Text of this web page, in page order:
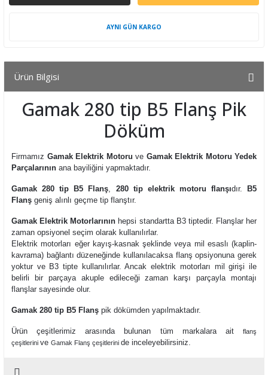
AYNI GÜN KARGO
Ürün Bilgisi
Gamak 280 tip B5 Flanş Pik
Döküm
Firmamız Gamak Elektrik Motoru ve Gamak Elektrik Motoru Yedek
Parçalarının ana bayiliğini yapmaktadır.
Gamak 280 tip B5 Flanş, 280 tip elektrik motoru flanşıdır.
B5
Flanş geniş alınlı geçme tip flanştır.
Gamak Elektrik Motorlarının hepsi standartta B3 tiptedir. Flanşlar her
zaman opsiyonel seçim olarak kullanılırlar.
Elektrik motorları eğer kayış-kasnak şeklinde veya mil esaslı (kaplin-
kavrama) bağlantı düzeneğinde kullanılacaksa flanş opsiyonuna gerek
yoktur ve B3 tipte kullanılırlar. Ancak elektrik motorları mil girişi ile
belirli bir parçaya akuple edileceği zaman karşı parçayla montajı
flanşlar sayesinde olur.
Gamak 280 tip B5 Flanş pik dökümden yapılmaktadır.
Ürün çeşitlerimiz arasında bulunan tüm markalara ait
flanş
çeşitlerini ve Gamak Flanş çeşitlerini de inceleyebilirsiniz.